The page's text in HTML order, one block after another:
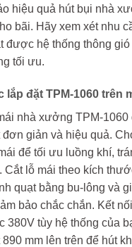
hiệu quả hút bụi nhà
bãi. Hãy xem xét nhu
được hệ thống thông
tối ưu.
lắp đặt TPM-1060 trên
nhà xưởng TPM-
đơn giản và hiệu quả.
để tối ưu luồng khí,
Cắt lỗ mái theo kích
quạt bằng bu-lông và
bảo chắc chắn. Kết
380V tùy hệ thống của
mm lên trên để hút